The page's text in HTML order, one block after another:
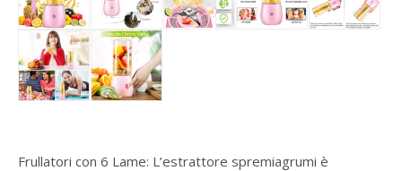
Frullatori con 6 Lame: L’estrattore spremiagrumi è